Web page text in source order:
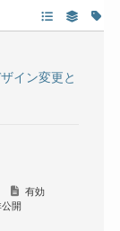
イン変更と
有効
公開